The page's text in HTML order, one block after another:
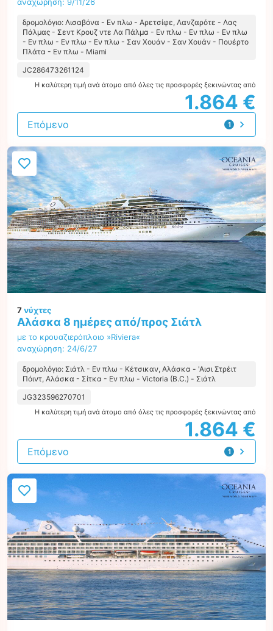
δρομολόγιο: Λισαβόνα - Εν πλω - Αρετσίφε, Λανζαρότε - Λας
Πάλμας - Σεντ Κρουζ ντε Λα Πάλμα - Εν πλω - Εν πλω - Εν πλω
- Εν πλω - Εν πλω - Εν πλω - Σαν Χουάν - Σαν Χουάν - Πουέρτο
Πλάτα - Εν πλω - Miami
JC286473261124
Η καλύτερη τιμή ανά άτομο από όλες τις προσφορές ξεκινώντας από
1.864 €
1
προσφορά
Επόμενο
7νύχτες
Αλάσκα 8 ημέρες από/προς Σιάτλ
με το κρουαζιερόπλοιο »Riviera«
αναχώρηση: 24/6/27
δρομολόγιο: Σιάτλ - Εν πλω - Κέτσικαν, Αλάσκα - 'Αισι Στρέιτ
Πόιντ, Αλάσκα - Σίτκα - Εν πλω - Victoria (B.C.) - Σιάτλ
JG323596270701
Η καλύτερη τιμή ανά άτομο από όλες τις προσφορές ξεκινώντας από
1.864 €
1
προσφορά
Επόμενο